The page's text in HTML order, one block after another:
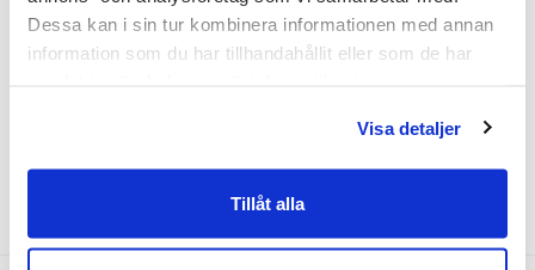
Dessa kan i sin tur kombinera informationen med annan
information som du har tillhandahållit eller som de har
Visa detaljer
Tillåt alla
Frakt & leverans